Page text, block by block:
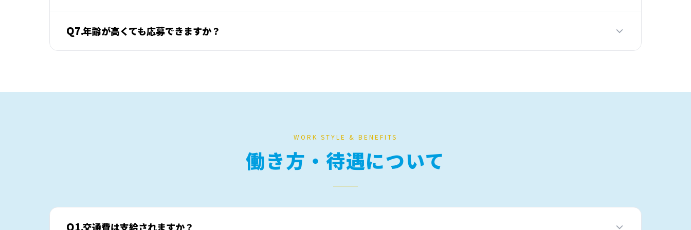
Q7.年齢が高くても応募できますか？
WORK STYLE & BENEFITS
働き方・待遇について
Q1.交通費は支給されますか？